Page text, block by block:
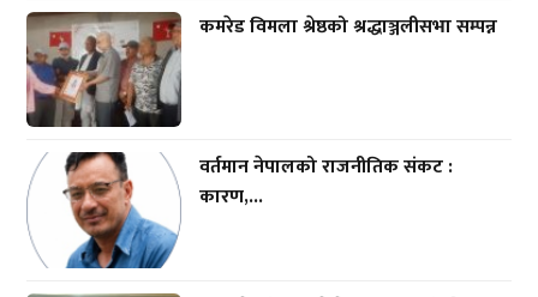
कमरेड विमला श्रेष्ठको श्रद्धाञ्जलीसभा सम्पन्न
वर्तमान नेपालको राजनीतिक संकट :
कारण,...